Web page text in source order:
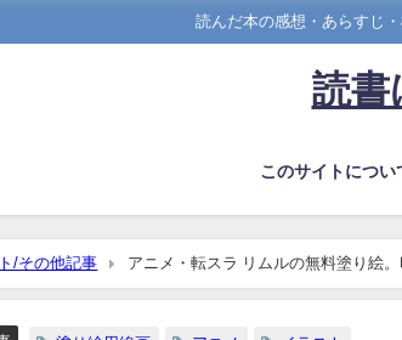
読んだ本の感想・あらすじ
読書
このサイトについ
/その他記事
アニメ・転スラ リムルの無料塗り絵